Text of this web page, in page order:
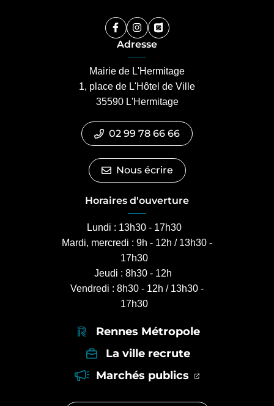
Facebook
(ouverture dans un nouvel onglet)
Instagram
(ouverture dans un nouvel
PanneauPocket
(ouverture dans un nouvel
Adresse
Mairie de L'Hermitage
1, place de L'Hôtel de Ville
35590 L'Hermitage
02 99 78 66 66
Nous écrire
Horaires d'ouverture
Lundi : 13h30 - 17h30
Mardi, mercredi : 9h - 12h / 13h30 -
17h30
Jeudi : 8h30 - 12h
Vendredi : 8h30 - 12h / 13h30 -
17h30
Rennes Métropole
La ville recrute
Marchés publics (ouverture
(ouverture